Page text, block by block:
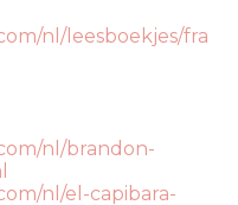
nl/leesboekjes/fra
nl/brandon-
nl/el-capibara-